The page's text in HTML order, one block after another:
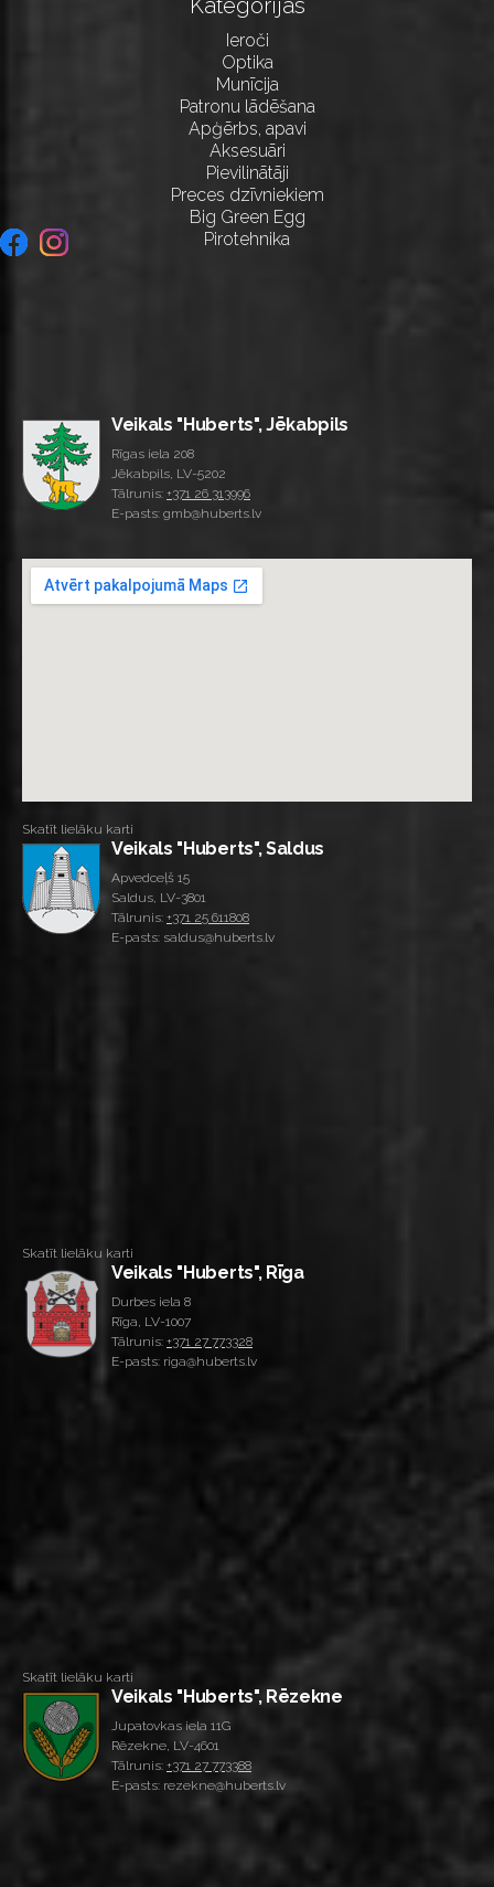
Kategorijas
Ieroči
Optika
Munīcija
Patronu lādēšana
Apģērbs, apavi
Aksesuāri
Pievilinātāji
Preces dzīvniekiem
Big Green Egg
Pirotehnika
Veikals "Huberts", Jēkabpils
Rīgas iela 208
Jēkabpils, LV-5202
Tālrunis: +371 26 313996
E-pasts: gmb@huberts.lv
Skatīt lielāku karti
Veikals "Huberts", Saldus
Apvedceļš 15
Saldus, LV-3801
Tālrunis: +371 25 611808
E-pasts: saldus@huberts.lv
Skatīt lielāku karti
Veikals "Huberts", Rīga
Durbes iela 8
Rīga, LV-1007
Tālrunis: +371 27 773328
E-pasts: riga@huberts.lv
Skatīt lielāku karti
Veikals "Huberts", Rēzekne
Jupatovkas iela 11G
Rēzekne, LV-4601
Tālrunis: +371 27 773388
E-pasts: rezekne@huberts.lv